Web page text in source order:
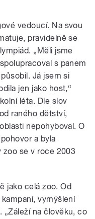
vedoucí. Na svou
pravidelně se
„Měli jsme
s panem
Já jsem si
jen jako host,“
léta. Dle slov
raného dětství,
nepohyboval. O
a byla
zoo se v roce 2003
jako celá zoo. Od
vymýšlení
„Záleží na člověku, co